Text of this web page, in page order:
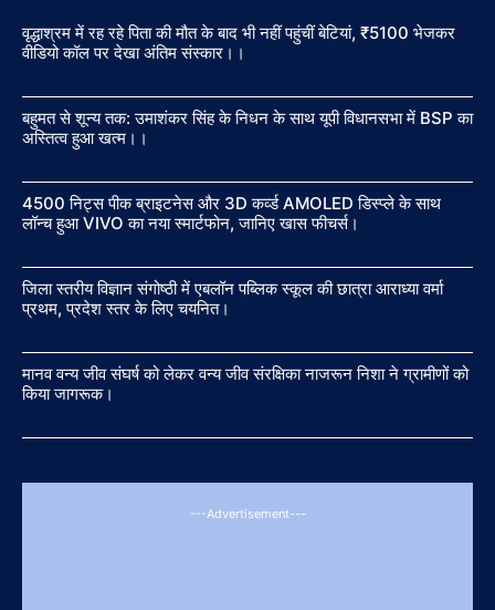
वृद्धाश्रम में रह रहे पिता की मौत के बाद भी नहीं पहुंचीं बेटियां, ₹5100 भेजकर
वीडियो कॉल पर देखा अंतिम संस्कार।।
बहुमत से शून्य तक: उमाशंकर सिंह के निधन के साथ यूपी विधानसभा में BSP का
अस्तित्व हुआ खत्म।।
4500 निट्स पीक ब्राइटनेस और 3D कर्व्ड AMOLED डिस्प्ले के साथ
लॉन्च हुआ VIVO का नया स्मार्टफोन, जानिए खास फीचर्स।
जिला स्तरीय विज्ञान संगोष्ठी में एबलॉन पब्लिक स्कूल की छात्रा आराध्या वर्मा
प्रथम, प्रदेश स्तर के लिए चयनित।
मानव वन्य जीव संघर्ष को लेकर वन्य जीव संरक्षिका नाजरून निशा ने ग्रामीणों को
किया जागरूक।
---Advertisement---